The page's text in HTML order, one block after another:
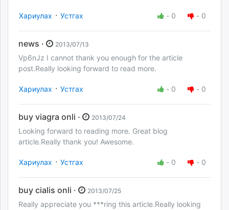
Хариулах · Устгах - 0 - 0
news · 2013/07/13
Vp6nJz I cannot thank you enough for the article
post.Really looking forward to read more.
Хариулах · Устгах - 0 - 0
buy viagra onli · 2013/07/24
Looking forward to reading more. Great blog
article.Really thank you! Awesome.
Хариулах · Устгах - 0 - 0
buy cialis onli · 2013/07/25
Really appreciate you ***ring this article.Really looking